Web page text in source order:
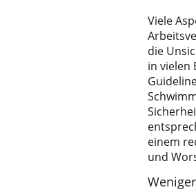
Viele
die
in vielen
einem
und